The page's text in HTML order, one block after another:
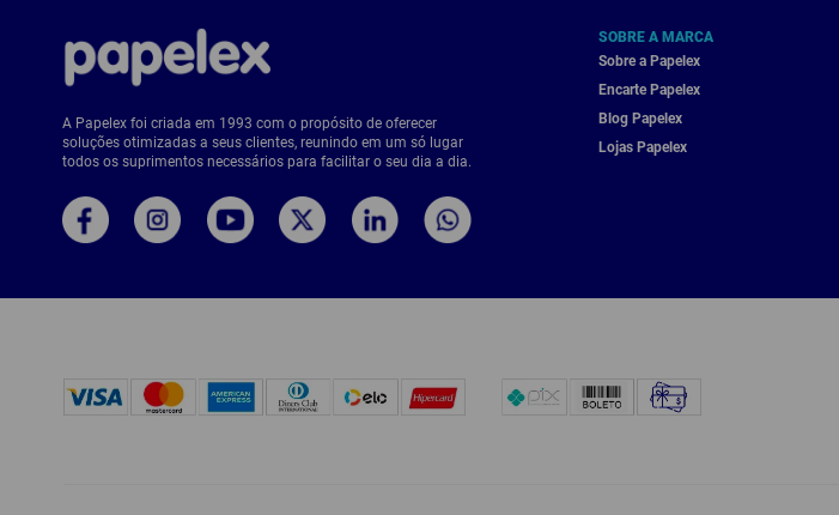
A Papelex foi criada em 1993 com o propósito de oferecer
soluções otimizadas a seus clientes, reunindo em um só lugar
todos os suprimentos necessários para facilitar o seu dia a dia.
SOBRE A MARCA
Sobre a Papelex
Encarte Papelex
Blog Papelex
Lojas Papelex